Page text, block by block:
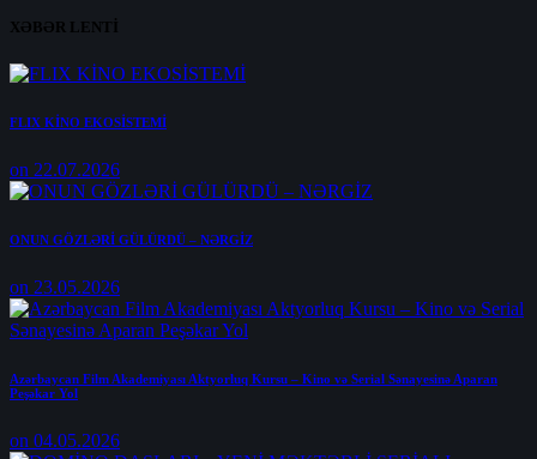
XƏBƏR LENTİ
FLIX KİNO EKOSİSTEMİ
on 22.07.2026
ONUN GÖZLƏRİ GÜLÜRDÜ – NƏRGİZ
on 23.05.2026
Azərbaycan Film Akademiyası Aktyorluq Kursu – Kino və Serial Sənayesinə Aparan
Peşəkar Yol
on 04.05.2026